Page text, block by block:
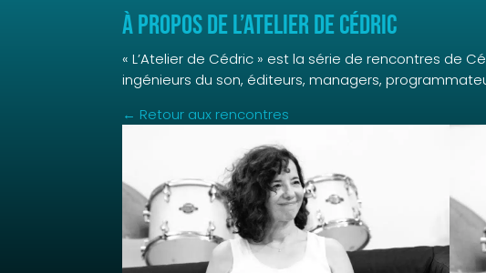
À propos de L’Atelier de Cédric
« L’Atelier de Cédric » est la série de rencontres de
ingénieurs du son, éditeurs, managers,
← Retour aux rencontres